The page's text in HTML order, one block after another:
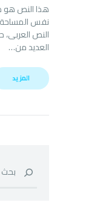
هذا النص هو
نفس
النص
العديد من…
المزيد